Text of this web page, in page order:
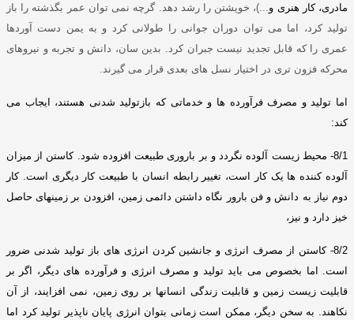
مادری، کار هنری و ...)، خویشتن را رشد دهد .گرچه نمی توان عمر بگذشته را باز
تولید کرد، اما می توان دوران جوانی را طولانی کرد و به یمن دست آوردها
عمری را که قابل تجدید نیست جبران کرد
بدین سان، دانش و تجربه و نیروهای
محرکه فزون تری در اختیار نسل های بعدی قرار می گیرند
اما تولید و مصرف فرآورده ها و خدماتی که بازتولید شدنی هستند، ایجاب می
کند :
8/1- محیط زیست آلوده نگردد و بر باروری طبیعت افزوده شود .کاستن از میزان
آلوده کننده ها یک کار است، تغییر رابطه انسان با طبیعت کار دیگری است .کار
دوم نیاز به دانش و فن بارور نگاه داشتن دائمی زمین، افزودن بر زمینهای حاصل
خیز دارد و نیز،
8/2- کاستن از مصرف انرژی و جانشین کردن انرژی های باز تولید شدنی ضرور
است.
اما بخصوص می باید تولید و مصرف انرژی و فرآورده های دیگر، اگر بر
قابلیت زیست زمین و قابلیت زندگی انسانها بر روی زمین، نمی افزایند، از آن
نکاهند
به سخن دیگر، ممکن است زمانی بتوان انرژی پایان ناپذیر تولید کرد اما